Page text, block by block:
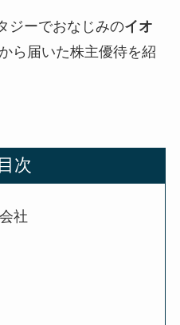
ジーでおなじみのイオ
から届いた株主優待を紹
目次
社